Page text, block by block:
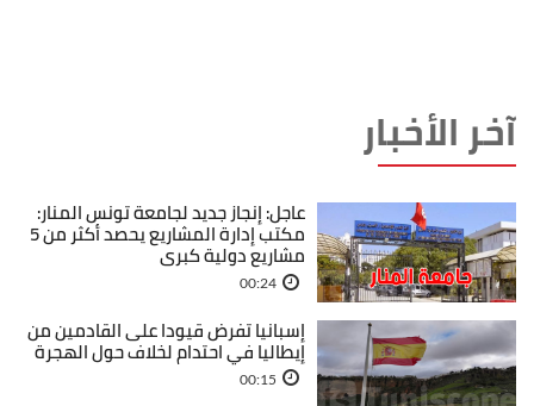
آخر الأخبار
عاجل: إنجاز جديد لجامعة تونس المنار:
مكتب إدارة المشاريع يحصد أكثر من 5
مشاريع دولية كبرى
00:24
إسبانيا تفرض قيودا على القادمين من
إيطاليا في احتدام لخلاف حول الهجرة
00:15